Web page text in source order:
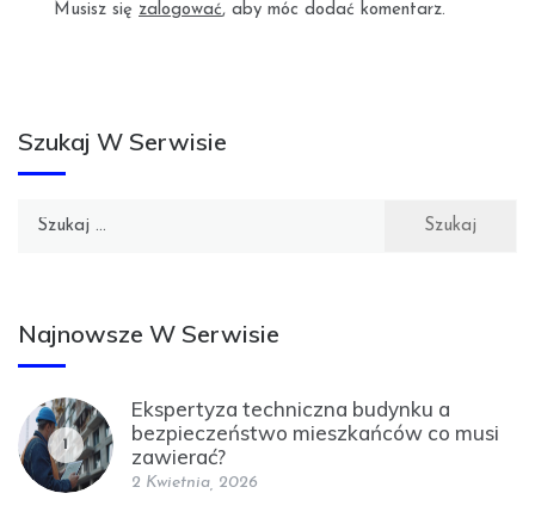
Musisz się zalogować, aby móc dodać komentarz.
Szukaj W Serwisie
Szukaj:
Najnowsze W Serwisie
1
Ekspertyza techniczna budynku a
bezpieczeństwo mieszkańców co musi
zawierać?
2 Kwietnia, 2026